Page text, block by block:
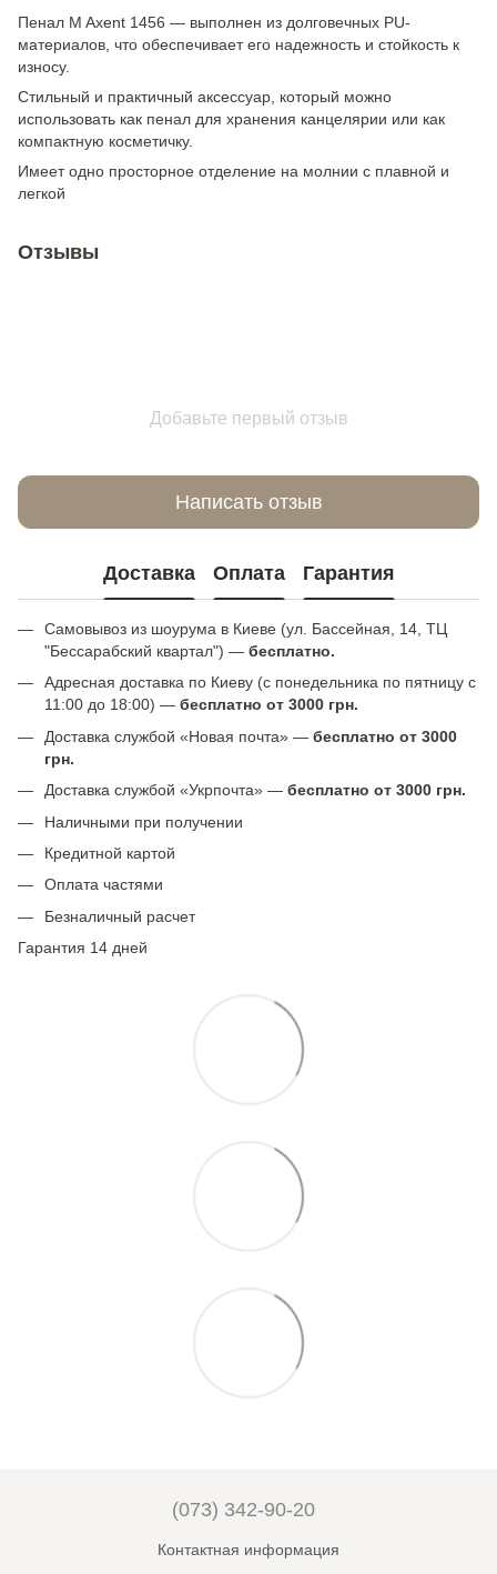
Пенал M Axent 1456 — выполнен из долговечных PU-
материалов, что обеспечивает его надежность и стойкость к
износу.
Стильный и практичный аксессуар, который можно
использовать как пенал для хранения канцелярии или как
компактную косметичку.
Имеет одно просторное отделение на молнии с плавной и
легкой
Отзывы
Добавьте первый отзыв
Написать отзыв
Доставка Оплата Гарантия
Самовывоз из шоурума в Киеве (ул. Бассейная, 14, ТЦ
"Бессарабский квартал") — бесплатно.
Адресная доставка по Киеву (с понедельника по пятницу с
11:00 до 18:00) — бесплатно от 3000 грн.
Доставка службой «Новая почта» — бесплатно от 3000
грн.
Доставка службой «Укрпочта» — бесплатно от 3000 грн.
Наличными при получении
Кредитной картой
Оплата частями
Безналичный расчет
Гарантия 14 дней
(073) 342-90-20
Контактная информация